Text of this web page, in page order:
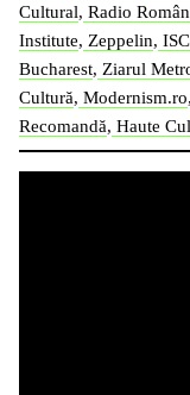
Cultural, Radio
Institute, Zeppelin,
Bucharest, Ziarul
Cultură, Modernism.ro,
Recomandă, Haute